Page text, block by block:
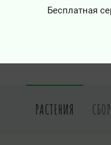
Бесплатная
РАСТЕНИЯ